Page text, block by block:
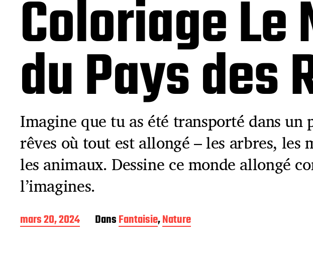
Coloriage
du Pays des
Imagine que tu as été transporté dans un
rêves où tout est allongé – les arbres, les
les animaux. Dessine ce monde allongé
l’imagines.
D
a
mars 20, 2024 DansFantaisie,Nature